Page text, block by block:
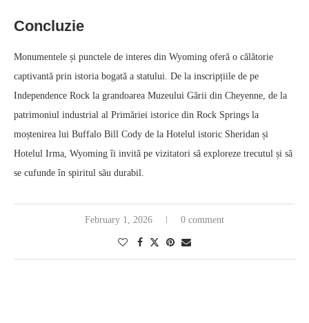
Concluzie
Monumentele și punctele de interes din Wyoming oferă o călătorie
captivantă prin istoria bogată a statului. De la inscripțiile de pe
Independence Rock la grandoarea Muzeului Gării din Cheyenne, de la
patrimoniul industrial al Primăriei istorice din Rock Springs la
moștenirea lui Buffalo Bill Cody de la Hotelul istoric Sheridan și
Hotelul Irma, Wyoming îi invită pe vizitatori să exploreze trecutul și să
se cufunde în spiritul său durabil.
February 1, 2026 0 comment